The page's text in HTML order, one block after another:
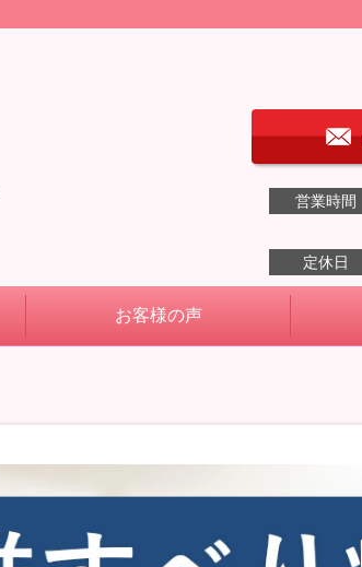
営業時間
定休日
お客様の声